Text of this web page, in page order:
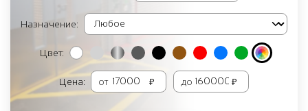
Назначение:
Цвет:
Цена: от ₽ до ₽